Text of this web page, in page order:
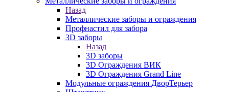
Назад
Металлические заборы и ограждения
Профнастил для забора
3D заборы
Назад
3D заборы
3D Ограждения ВИК
3D Ограждения Grand Line
Модульные ограждения ДворТерьер